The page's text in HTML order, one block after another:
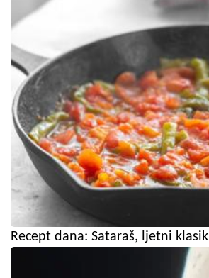
Recept dana: Sataraš, ljetni klasik